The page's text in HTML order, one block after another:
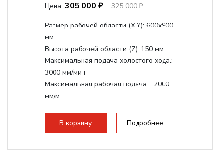
Цена: 305 000 ₽ 325 000 ₽
Размер рабочей области (Х,Y): 600x900
мм
Высота рабочей области (Z): 150 мм
Максимальная подача холостого хода.:
3000 мм/мин
Максимальная рабочая подача. : 2000
мм/м
стандартно:Т-слот
Цанговый патрон:ER20
В корзину Подробнее